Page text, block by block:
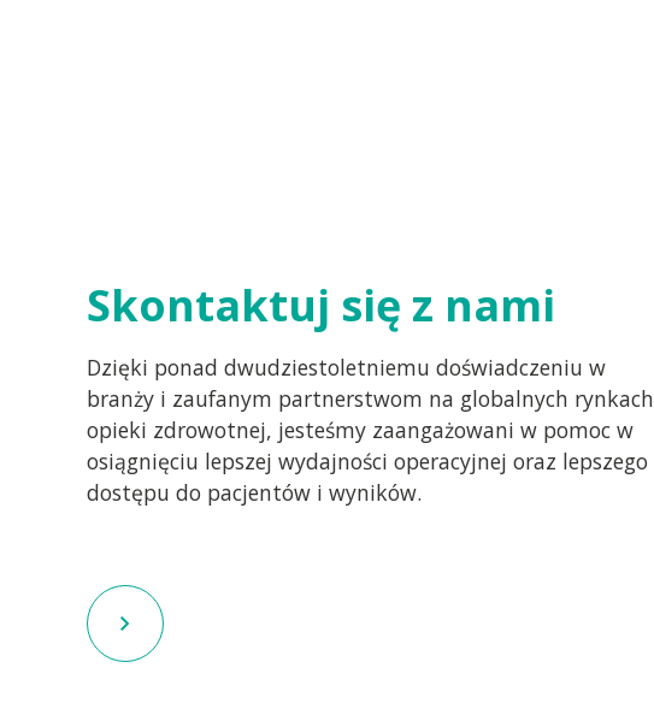
Skontaktuj się z nami
Dzięki ponad dwudziestoletniemu doświadczeniu w
branży i zaufanym partnerstwom na globalnych rynkach
opieki zdrowotnej, jesteśmy zaangażowani w pomoc w
osiągnięciu lepszej wydajności operacyjnej oraz lepszego
dostępu do pacjentów i wyników.